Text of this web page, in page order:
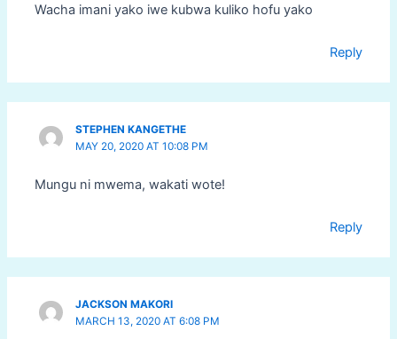
Wacha imani yako iwe kubwa kuliko hofu yako
Reply
STEPHEN KANGETHE
MAY 20, 2020 AT 10:08 PM
Mungu ni mwema, wakati wote!
Reply
JACKSON MAKORI
MARCH 13, 2020 AT 6:08 PM